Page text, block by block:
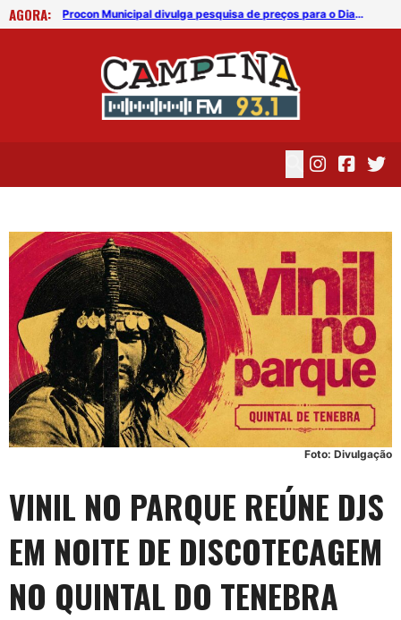
AGORA: Procon Municipal divulga pesquisa de preços para o Dia dos Pais 2026
Foto: Divulgação
VINIL NO PARQUE REÚNE DJS
EM NOITE DE DISCOTECAGEM
NO QUINTAL DO TENEBRA